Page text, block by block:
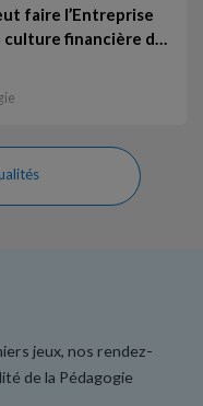
faire l’Entreprise
culture financière d…
jeux, nos rendez-
de la Pédagogie